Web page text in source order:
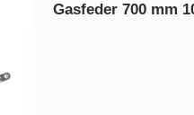
Gasfeder 700 mm